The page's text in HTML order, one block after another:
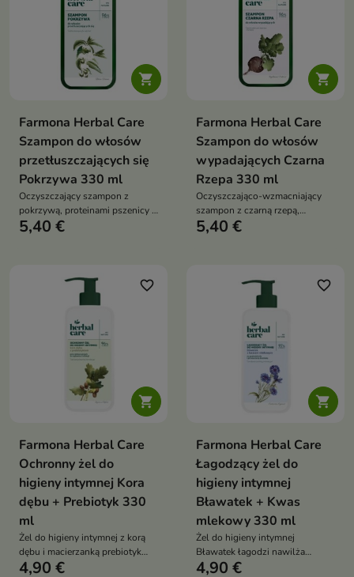

Farmona Herbal Care
Szampon do włosów
przetłuszczających się
Pokrzywa 330 ml
Oczyszczający szampon z
pokrzywą, proteinami pszenicy i
cynkiem PCA, który odświeża
5,40 €

Farmona Herbal Care
Szampon do włosów
wypadających Czarna
Rzepa 330 ml
Oczyszczająco-wzmacniający
szampon z czarną rzepą,
keratyną i inuliną, który
5,40 €

favorite_border
Farmona Herbal Care
Ochronny żel do
higieny intymnej Kora
dębu + Prebiotyk 330
ml
Żel do higieny intymnej z korą
dębu i macierzanką prebiotyk
alantoina łagodzi odświeża
4,90 €

favorite_border
Farmona Herbal Care
Łagodzący żel do
higieny intymnej
Bławatek + Kwas
mlekowy 330 ml
Żel do higieny intymnej
Bławatek łagodzi nawilża
wspiera prawidłowe pH
4,90 €